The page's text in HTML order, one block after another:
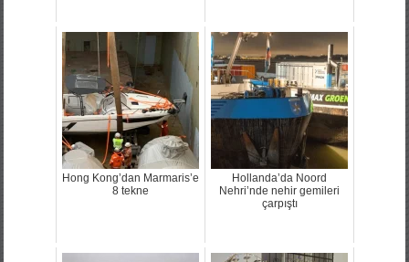
Hong Kong’dan Marmaris’e
8 tekne
Hollanda’da Noord
Nehri’nde nehir gemileri
çarpıştı